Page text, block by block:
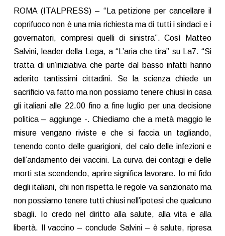
ROMA (ITALPRESS) – “La petizione per cancellare il
coprifuoco non è una mia richiesta ma di tutti i sindaci e i
governatori, compresi quelli di sinistra”. Così Matteo
Salvini, leader della Lega, a “L’aria che tira” su La7. “Si
tratta di un’iniziativa che parte dal basso infatti hanno
aderito tantissimi cittadini. Se la scienza chiede un
sacrificio va fatto ma non possiamo tenere chiusi in casa
gli italiani alle 22.00 fino a fine luglio per una decisione
politica – aggiunge -. Chiediamo che a metà maggio le
misure vengano riviste e che si faccia un tagliando,
tenendo conto delle guarigioni, del calo delle infezioni e
dell’andamento dei vaccini. La curva dei contagi e delle
morti sta scendendo, aprire significa lavorare. Io mi fido
degli italiani, chi non rispetta le regole va sanzionato ma
non possiamo tenere tutti chiusi nell’ipotesi che qualcuno
sbagli. Io credo nel diritto alla salute, alla vita e alla
libertà. Il vaccino – conclude Salvini – è salute, ripresa